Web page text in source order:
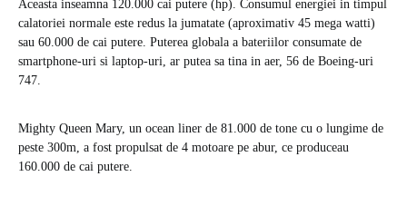
Aceasta inseamna 120.000 cai putere (hp). Consumul energiei in timpul
calatoriei normale este redus la jumatate (aproximativ 45 mega watti)
sau 60.000 de cai putere. Puterea globala a bateriilor consumate de
smartphone-uri si laptop-uri, ar putea sa tina in aer, 56 de Boeing-uri
747.
Mighty Queen Mary, un ocean liner de 81.000 de tone cu o lungime de
peste 300m, a fost propulsat de 4 motoare pe abur, ce produceau
160.000 de cai putere.